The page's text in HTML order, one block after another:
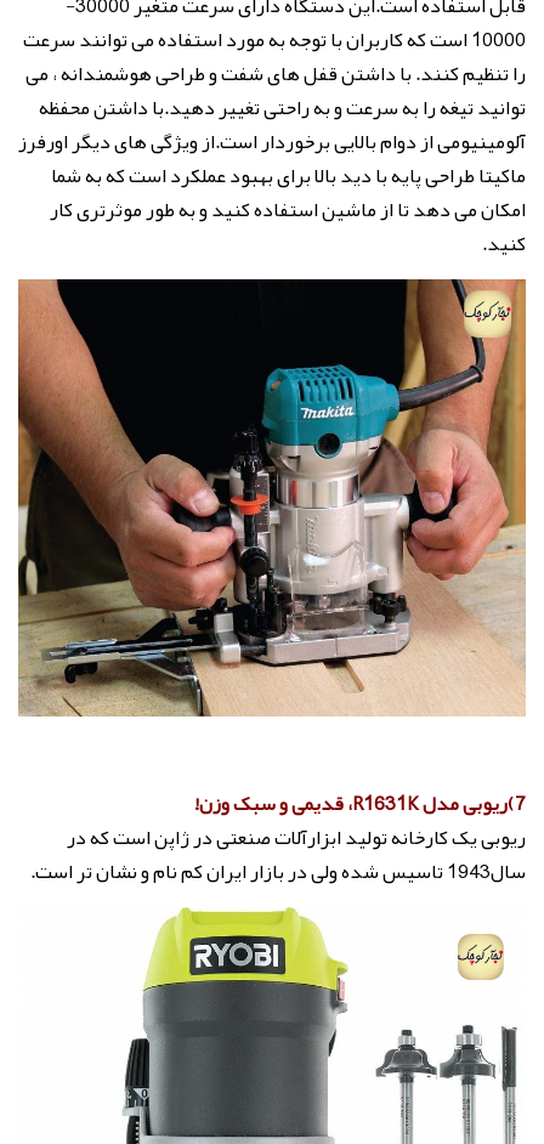
10000 است که کاربران با توجه به مورد استفاده می توانند سرعت
را تنظیم کنند. با داشتن قفل های شفت و طراحی هوشمندانه ، می
توانید تیغه را به سرعت و به راحتی تغییر دهید.با داشتن محفظه
آلومینیومی از دوام بالایی برخوردار است.از ویژگی های دیگر اورفرز
ماکیتا طراحی پایه با دید بالا برای بهبود عملکرد است که به شما
امکان می دهد تا از ماشین استفاده کنید و به طور موثرتری کار
کنید.
7)ریوبی مدل R1631K، قدیمی و سبک وزن!
ریوبی یک کارخانه تولید ابزارآلات صنعتی در ژاپن است که در
سال1943 تاسیس شده ولی در بازار ایران کم نام و نشان تر است.